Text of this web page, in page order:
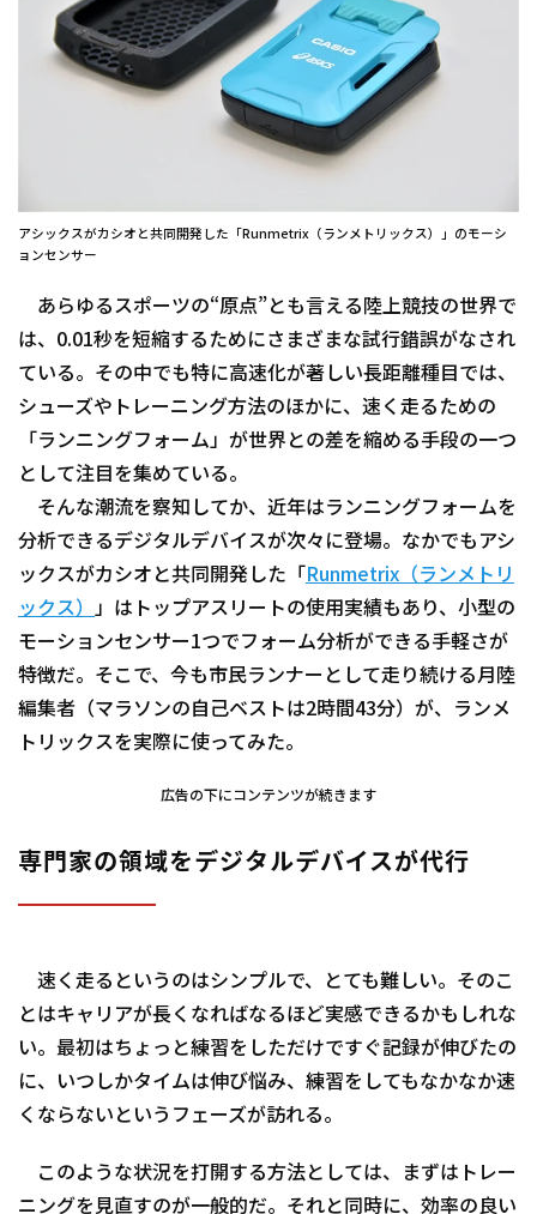
アシックスがカシオと共同開発した「Runmetrix（ランメトリックス）」のモーシ
ョンセンサー
あらゆるスポーツの“原点”とも言える陸上競技の世界で
は、0.01秒を短縮するためにさまざまな試行錯誤がなされ
ている。その中でも特に高速化が著しい長距離種目では、
シューズやトレーニング方法のほかに、速く走るための
「ランニングフォーム」が世界との差を縮める手段の一つ
として注目を集めている。
そんな潮流を察知してか、近年はランニングフォームを
分析できるデジタルデバイスが次々に登場。なかでもアシ
ックスがカシオと共同開発した「 Runmetrix（ランメトリ
ックス） 」はトップアスリートの使用実績もあり、小型の
モーションセンサー1つでフォーム分析ができる手軽さが
特徴だ。そこで、今も市民ランナーとして走り続ける月陸
編集者（マラソンの自己ベストは2時間43分）が、ランメ
トリックスを実際に使ってみた。
広告の下にコンテンツが続きます
専門家の領域をデジタルデバイスが代行
速く走るというのはシンプルで、とても難しい。そのこ
とはキャリアが長くなればなるほど実感できるかもしれな
い。最初はちょっと練習をしただけですぐ記録が伸びたの
に、いつしかタイムは伸び悩み、練習をしてもなかなか速
くならないというフェーズが訪れる。
このような状況を打開する方法としては、まずはトレー
ニングを見直すのが一般的だ。それと同時に、効率の良い